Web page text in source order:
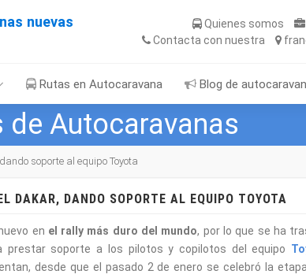
nuevas
Quienes somos
Contacta con nuestra
Rutas en Autocaravana Blog de
Autocaravanas
soporte al equipo Toyota
DAKAR, DANDO SOPORTE AL EQUIPO TOYOTA
en el rally más duro del mundo, por lo que se ha
prestar soporte a los pilotos y copilotos del equipo
desde que el pasado 2 de enero se celebró la